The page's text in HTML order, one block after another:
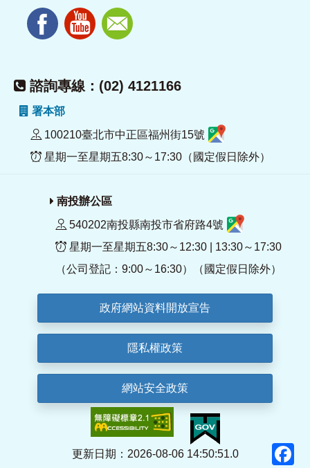
諮詢專線：(02) 4121166
署本部
100210臺北市中正區福州街15號
星期一至星期五8:30～17:30（國定假日除外）
南投辦公區
540202南投縣南投市省府路4號
星期一至星期五8:30～12:30 | 13:30～17:30
（公司登記：9:00～16:30）（國定假日除外）
政府網站資料開放宣告
隱私權政策
網站安全政策
更新日期：2026-08-06 14:50:51.0